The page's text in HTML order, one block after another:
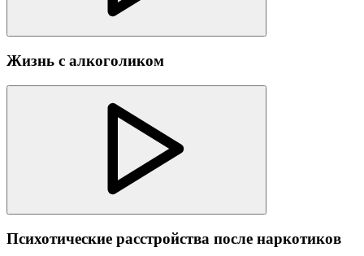
Жизнь с алкоголиком
Психотические расстройства после наркотиков